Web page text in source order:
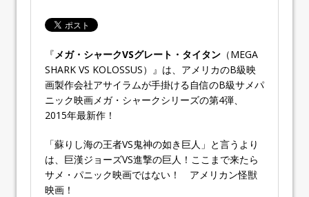
『メガ・シャークVSグレート・タイタン （MEGA
SHARK VS KOLOSSUS）』は、アメリカのB級映
画製作会社アサイラムが手掛ける自信のB級サメパ
ニック映画メガ・シャークシリーズの第4弾、
2015年最新作！
「蘇りし海の王者VS鬼神の如き巨人」と言うより
は、巨漢ジョーズVS進撃の巨人！ここまで来たら
サメ・パニック映画ではない！ アメリカン怪獣
映画！